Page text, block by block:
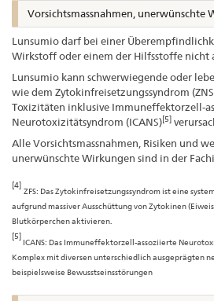
Vorsichtsmassnahmen, unerwünschte
Lunsumio darf bei einer
Wirkstoff oder einem der Hilfsstoffe nicht
Lunsumio kann schwerwiegende oder
wie dem Zytokinfreisetzungssyndrom (ZNS
Toxizitäten inklusive Immuneffektorzell-
Neurotoxizitätsyndrom (ICANS)[5]
Alle Vorsichtsmassnahmen, Risiken und
unerwünschte Wirkungen sind in der
[4]
ZFS: Das Zytokinfreisetzungssyndrom ist eine
aufgrund massiver Ausschüttung von Zytokinen
Blutkörperchen aktivieren.
[5]
ICANS: Das Immuneffektorzell-assoziierte
Komplex mit diversen unterschiedlich ausgeprägten
beispielsweise Bewusstseinsstörungen